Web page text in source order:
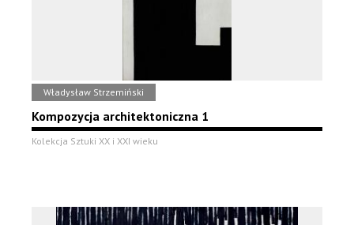
Władysław Strzemiński
Kompozycja architektoniczna 1
Kolekcja Sztuki XX i XXI wieku